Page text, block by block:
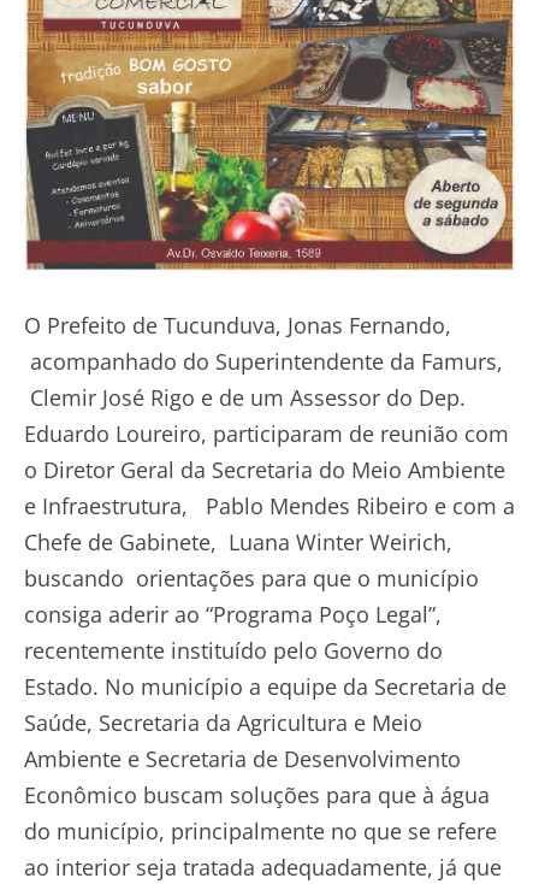
O Prefeito de Tucunduva, Jonas Fernando,
acompanhado do Superintendente da Famurs,
Clemir José Rigo e de um Assessor do Dep.
Eduardo Loureiro, participaram de reunião com
o Diretor Geral da Secretaria do Meio Ambiente
e Infraestrutura, Pablo Mendes Ribeiro e com a
Chefe de Gabinete, Luana Winter Weirich,
buscando orientações para que o município
consiga aderir ao “Programa Poço Legal”,
recentemente instituído pelo Governo do
Estado. No município a equipe da Secretaria de
Saúde, Secretaria da Agricultura e Meio
Ambiente e Secretaria de Desenvolvimento
Econômico buscam soluções para que à água
do município, principalmente no que se refere
ao interior seja tratada adequadamente, já que